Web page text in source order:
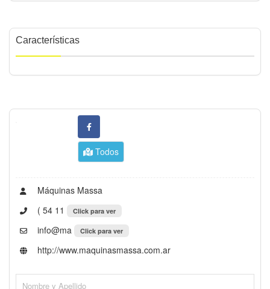
Características
Todos
Máquinas Massa
( 54 11
Click para ver
info@ma Click para ver
http://www.maquinasmassa.com.ar